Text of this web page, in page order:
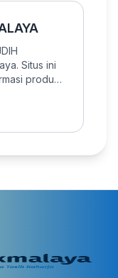
Situs ini
produk